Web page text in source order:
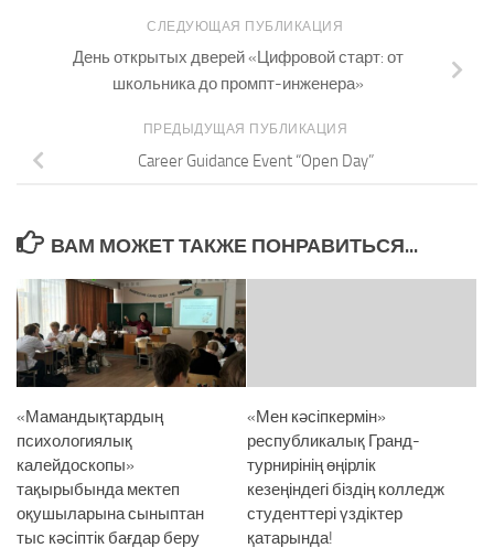
СЛЕДУЮЩАЯ ПУБЛИКАЦИЯ
День открытых дверей «Цифровой старт: от
школьника до промпт-инженера»
ПРЕДЫДУЩАЯ ПУБЛИКАЦИЯ
Career Guidance Event “Open Day”
ВАМ МОЖЕТ ТАКЖЕ ПОНРАВИТЬСЯ...
«Мамандықтардың
психологиялық
калейдоскопы»
тақырыбында мектеп
оқушыларына сыныптан
тыс кәсіптік бағдар беру
«Мен кәсіпкермін»
республикалық Гранд-
турнирінің өңірлік
кезеңіндегі біздің колледж
студенттері үздіктер
қатарында!